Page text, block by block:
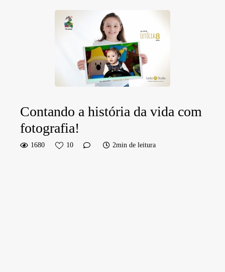
Contando a história da vida com
fotografia!
1680 10 2min de leitura